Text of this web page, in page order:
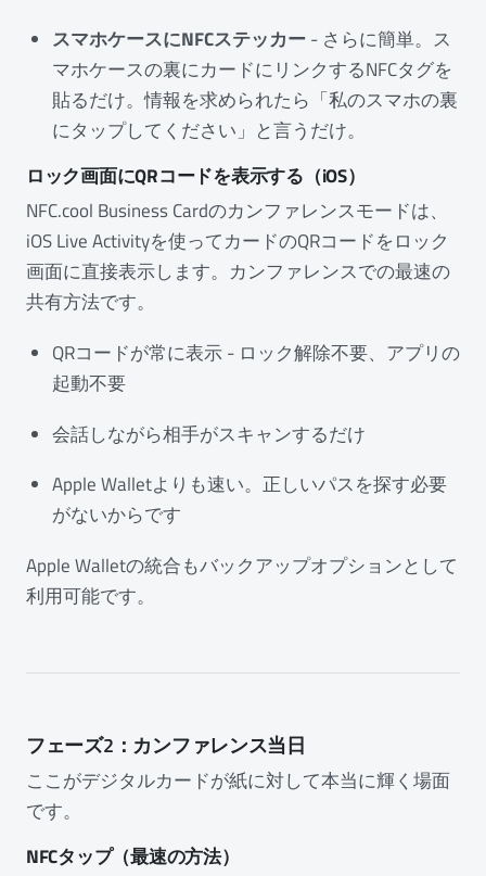
スマホケースにNFCステッカー- さらに簡単。ス
マホケースの裏にカードにリンクするNFCタグを
貼るだけ。情報を求められたら「私のスマホの裏
にタップしてください」と言うだけ。
ロック画面にQRコードを表示する（iOS）
NFC.cool Business Cardのカンファレンスモードは、
iOS Live Activityを使ってカードのQRコードをロック
画面に直接表示します。カンファレンスでの最速の
共有方法です。
QRコードが常に表示 - ロック解除不要、アプリの
起動不要
会話しながら相手がスキャンするだけ
Apple Walletよりも速い。正しいパスを探す必要
がないからです
Apple Walletの統合もバックアップオプションとして
利用可能です。
フェーズ2：カンファレンス当日
ここがデジタルカードが紙に対して本当に輝く場面
です。
NFCタップ（最速の方法）